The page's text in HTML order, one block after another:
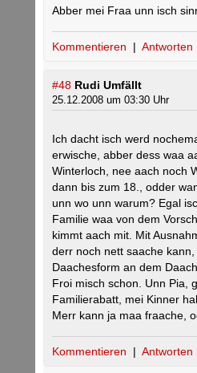
Abber mei Fraa unn isch
Kommentieren | Antworten
#48 Rudi Umfällt
25.12.2008 um 03:30 Uhr
Ich dacht isch werd
erwische, abber dess waa
Winterloch, nee aach noch
dann bis zum 18., odder
unn wo unn warum? Egal
Familie waa von dem
kimmt aach mit. Mit
derr noch nett saache kann,
Daachesform an dem
Froi misch schon. Unn Pia,
Familierabatt, mei Kinner
Merr kann ja maa fraache,
Kommentieren | Antworten